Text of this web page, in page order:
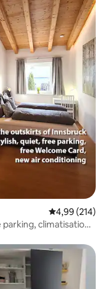
Évaluation
4,99 (214)
climatisation,